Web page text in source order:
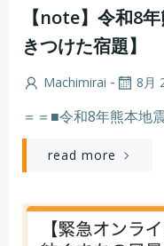
【note】令和8
きつけた宿題】
Machimirai - 8月
＝＝■令和8年熊本地
read more